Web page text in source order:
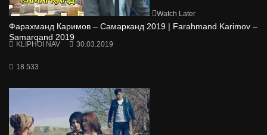
Watch Later
Фарахманд Каримов – Самарканд 2019 | Farahmand Karimov –
Samarqand 2019
KLIPHOI NAV 30.03.2019
18 533